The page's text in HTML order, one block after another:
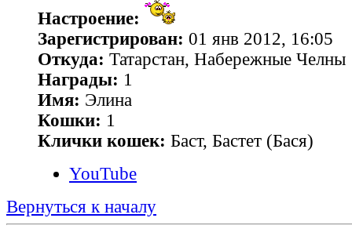
Настроение:
Зарегистрирован: 01 янв 2012, 16:05
Откуда: Татарстан, Набережные Челны
Награды: 1
Имя: Элина
Кошки: 1
Клички кошек: Баст, Бастет (Бася)
YouTube
Вернуться к началу